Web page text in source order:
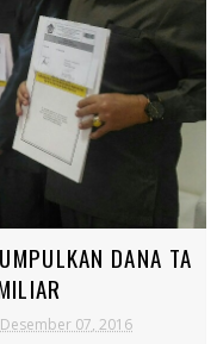
DANA TA
07, 2016